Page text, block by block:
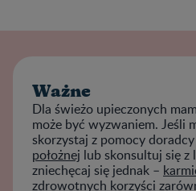
Ważne
Dla świeżo upieczonych
może być wyzwaniem. Jeśli
skorzystaj z pomocy
położnej lub skonsultuj się z
zniechęcaj się jednak –
zdrowotnych korzyści